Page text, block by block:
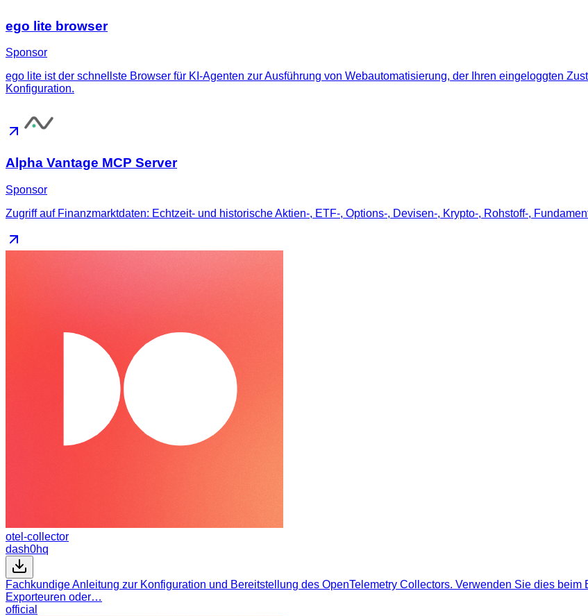
ego lite browser
Sponsor
ego lite ist der schnellste Browser für KI-Agenten zur Ausführung von Webautomatisierung, der Ihren eingeloggten
Konfiguration.
Alpha Vantage MCP Server
Sponsor
Zugriff auf Finanzmarktdaten: Echtzeit- und historische Aktien-, ETF-, Options-, Devisen-, Krypto-, Rohstoff-,
otel-collector
dash0hq
Fachkundige Anleitung zur Konfiguration und Bereitstellung des OpenTelemetry Collectors. Verwenden Sie dies
Exporteuren oder…
official